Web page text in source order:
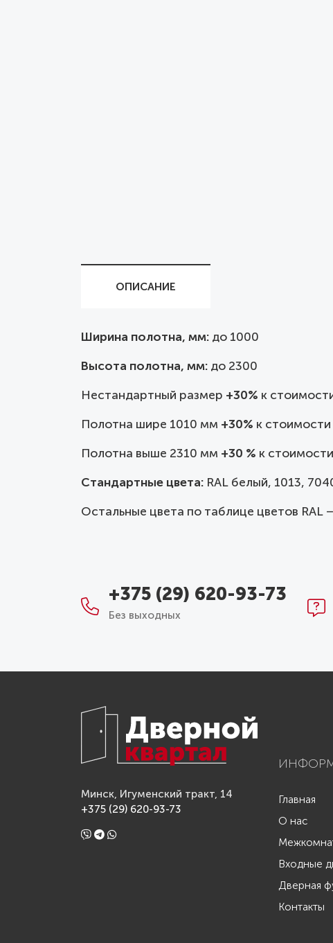
ОПИСАНИЕ
Ширина полотна, мм: до 1000
Высота полотна, мм: до 2300
Нестандартный размер +30% к
Полотна шире 1010 мм +30% к
Полотна выше 2310 мм +30 % к
Стандартные цвета: RAL белый, 1013,
Остальные цвета по таблице цветов RAL
+375 (29) 620-93-73
Без выходных
Минск, Игуменский тракт, 14
+375 (29) 620-93-73
Главная
О нас
Входные
Дверная
Контакты